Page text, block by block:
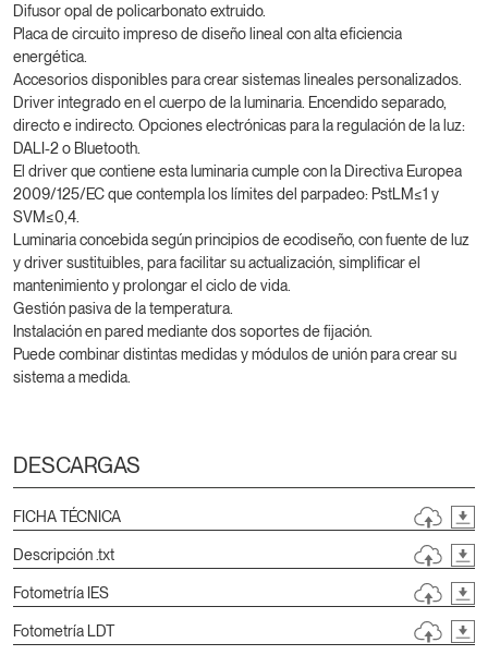
Difusor opal de policarbonato extruido.
Placa de circuito impreso de diseño lineal con alta eficiencia
energética.
Accesorios disponibles para crear sistemas lineales personalizados.
Driver integrado en el cuerpo de la luminaria. Encendido separado,
directo e indirecto. Opciones electrónicas para la regulación de la luz:
DALI-2 o Bluetooth.
El driver que contiene esta luminaria cumple con la Directiva Europea
2009/125/EC que contempla los límites del parpadeo: PstLM≤1 y
SVM≤0,4.
Luminaria concebida según principios de ecodiseño, con fuente de luz
y driver sustituibles, para facilitar su actualización, simplificar el
mantenimiento y prolongar el ciclo de vida.
Gestión pasiva de la temperatura.
Instalación en pared mediante dos soportes de fijación.
Puede combinar distintas medidas y módulos de unión para crear su
sistema a medida.
DESCARGAS
FICHA TÉCNICA
Descripción .txt
Fotometría IES
Fotometría LDT